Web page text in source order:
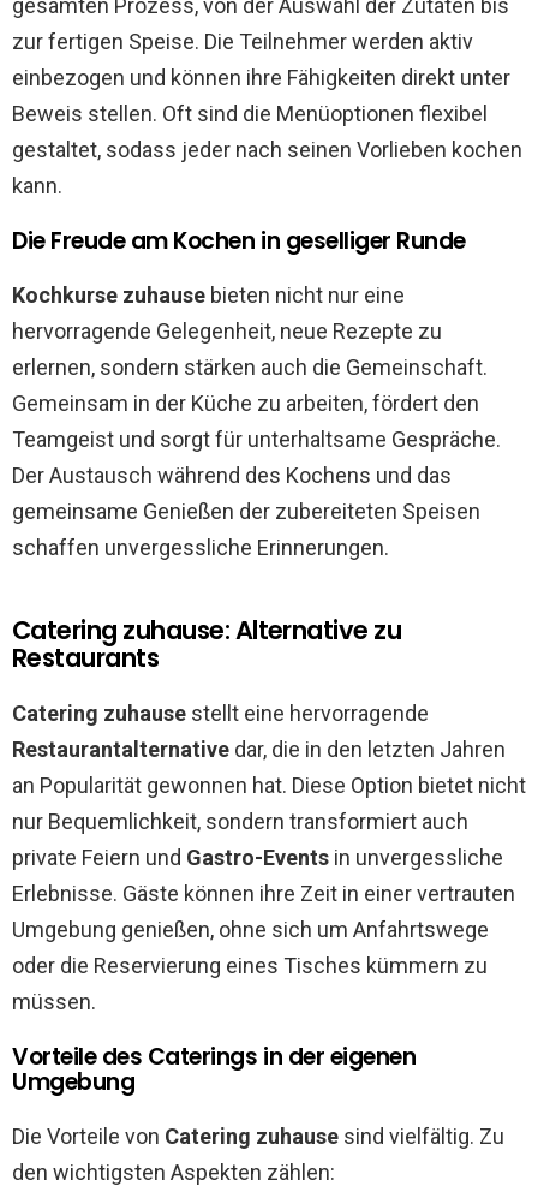
gesamten Prozess, von der Auswahl der Zutaten bis
zur fertigen Speise. Die Teilnehmer werden aktiv
einbezogen und können ihre Fähigkeiten direkt unter
Beweis stellen. Oft sind die Menüoptionen flexibel
gestaltet, sodass jeder nach seinen Vorlieben kochen
kann.
Die Freude am Kochen in geselliger Runde
Kochkurse zuhause bieten nicht nur eine
hervorragende Gelegenheit, neue Rezepte zu
erlernen, sondern stärken auch die Gemeinschaft.
Gemeinsam in der Küche zu arbeiten, fördert den
Teamgeist und sorgt für unterhaltsame Gespräche.
Der Austausch während des Kochens und das
gemeinsame Genießen der zubereiteten Speisen
schaffen unvergessliche Erinnerungen.
Catering zuhause: Alternative zu
Restaurants
Catering zuhause stellt eine hervorragende
Restaurantalternative dar, die in den letzten Jahren
an Popularität gewonnen hat. Diese Option bietet nicht
nur Bequemlichkeit, sondern transformiert auch
private Feiern und Gastro-Events in unvergessliche
Erlebnisse. Gäste können ihre Zeit in einer vertrauten
Umgebung genießen, ohne sich um Anfahrtswege
oder die Reservierung eines Tisches kümmern zu
müssen.
Vorteile des Caterings in der eigenen
Umgebung
Die Vorteile von Catering zuhause sind vielfältig. Zu
den wichtigsten Aspekten zählen: